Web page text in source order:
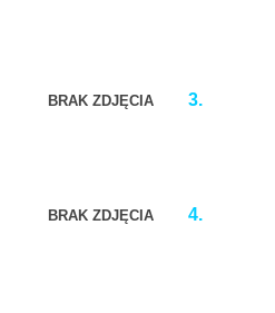
BRAK ZDJĘCIA 3.
BRAK ZDJĘCIA 4.